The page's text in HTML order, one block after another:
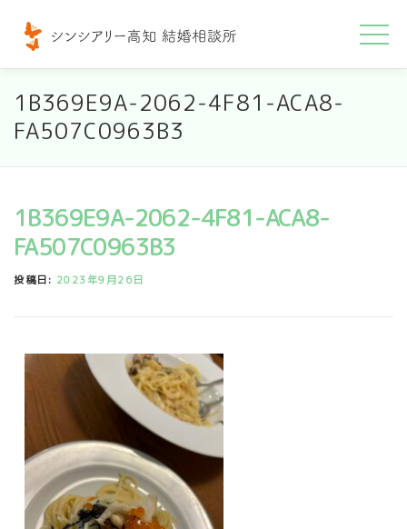
テ
1B369E9A-2062-4F81-ACA8-
FA507C0963B3
1B369E9A-2062-4F81-ACA8-
FA507C0963B3
投稿日: 2023年9月26日